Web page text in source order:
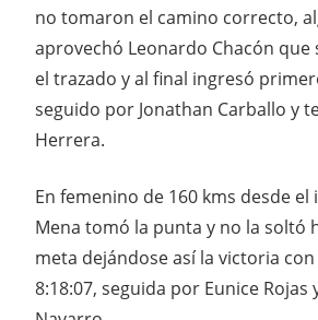
no tomaron el camino correcto,
aprovechó Leonardo Chacón que
el trazado y al final ingresó
seguido por Jonathan Carballo y
Herrera.
En femenino de 160 kms desde
Mena tomó la punta y no la soltó
meta dejándose así la victoria
8:18:07, seguida por Eunice Rojas